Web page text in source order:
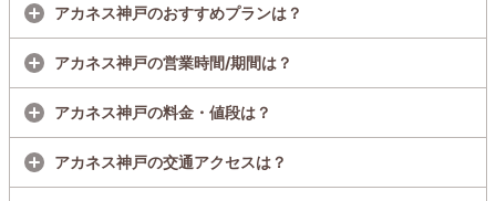
アカネス神戸のおすすめプランは？
アカネス神戸の営業時間/期間は？
アカネス神戸の料金・値段は？
アカネス神戸の交通アクセスは？